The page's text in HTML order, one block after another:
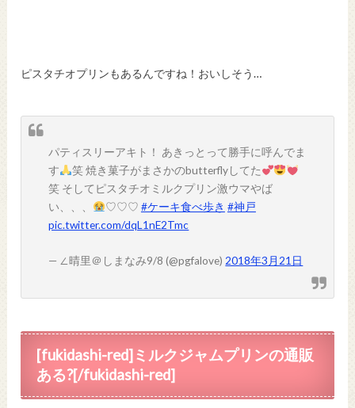
ピスタチオプリンもあるんですね！おいしそう…
パティスリーアキト！ あきっとって勝手に呼んでま
す
笑 焼き菓子がまさかのbutterflyしてた
笑 そしてピスタチオミルクプリン激ウマやば
い、、、
♡♡♡ #ケーキ食べ歩き #神戸
pic.twitter.com/dqL1nE2Tmc
— ∠晴里＠しまなみ9/8 (@pgfalove) 2018年3月21日
[fukidashi-red]ミルクジャムプリンの通販
ある?[/fukidashi-red]